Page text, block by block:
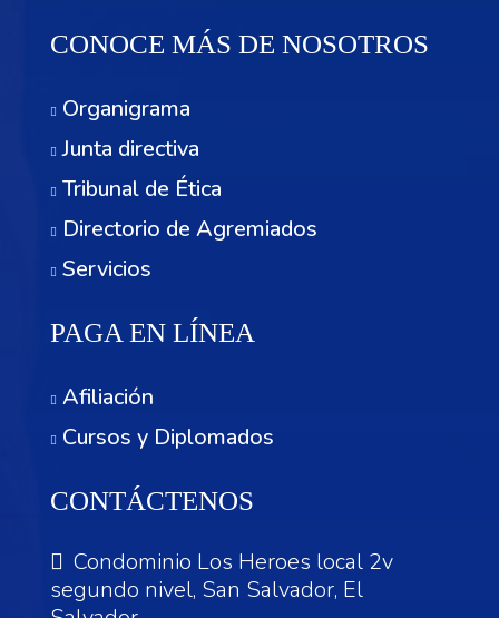
CONOCE MÁS DE NOSOTROS
Organigrama
Junta directiva
Tribunal de Ética
Directorio de Agremiados
Servicios
PAGA EN LÍNEA
Afiliación
Cursos y Diplomados
CONTÁCTENOS
Condominio Los Heroes local 2v
segundo nivel, San Salvador, El